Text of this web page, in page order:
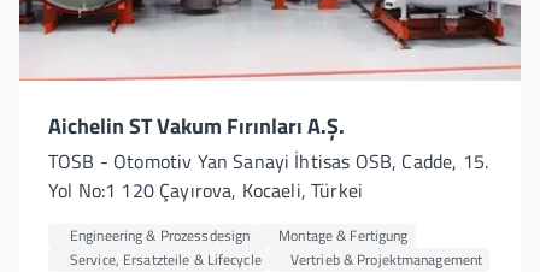
Aichelin ST Vakum Fırınları A.Ş.
TOSB - Otomotiv Yan Sanayi İhtisas OSB, Cadde, 15.
Yol No:1 120 Çayırova, Kocaeli, Türkei
Engineering & Prozessdesign
Montage & Fertigung
Service, Ersatzteile & Lifecycle
Vertrieb & Projektmanagement